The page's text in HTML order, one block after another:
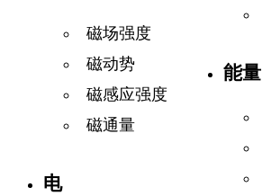
磁场强度
磁动势
磁感应强度
磁通量
电
能量